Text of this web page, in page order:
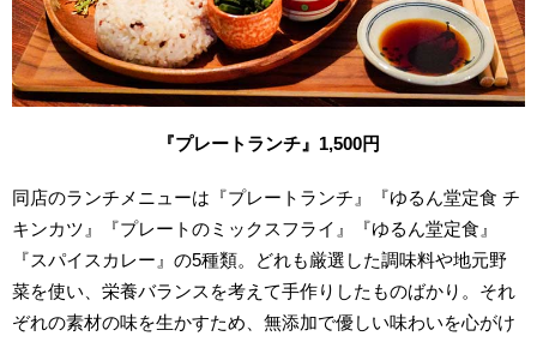
『プレートランチ』1,500円
同店のランチメニューは『プレートランチ』『ゆるん堂定食 チ
キンカツ』『プレートのミックスフライ』『ゆるん堂定食』
『スパイスカレー』の5種類。どれも厳選した調味料や地元野
菜を使い、栄養バランスを考えて手作りしたものばかり。それ
ぞれの素材の味を生かすため、無添加で優しい味わいを心がけ